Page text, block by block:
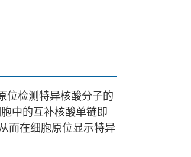
位检测特异核酸分子的
中的互补核酸单链即
而在细胞原位显示特异